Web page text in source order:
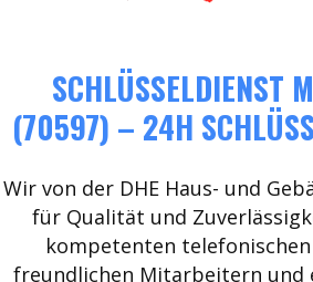
SCHLÜSSELDIENST
(70597) – 24H
Wir von der DHE Haus- und
für Qualität und
kompetenten
freundlichen Mitarbeitern und